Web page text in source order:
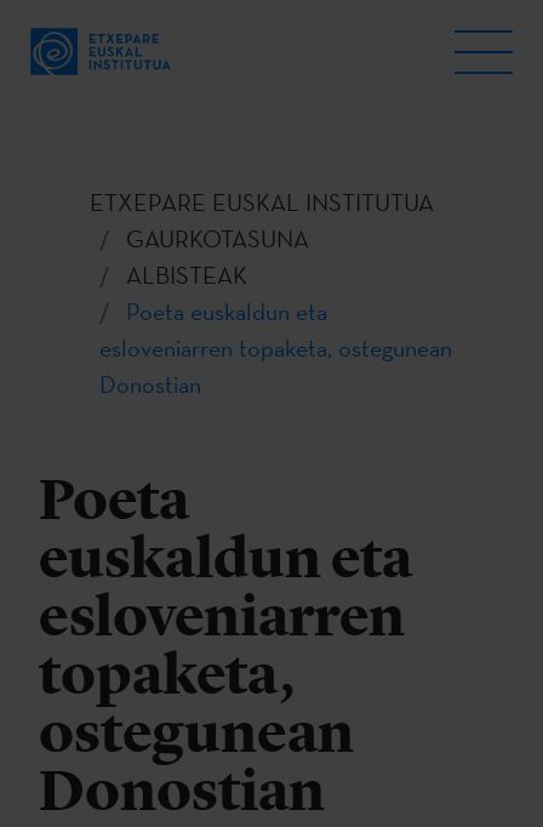
ETXEPARE EUSKAL INSTITUTUA
GAURKOTASUNA
ALBISTEAK
Poeta euskaldun eta
esloveniarren topaketa, ostegunean
Donostian
Poeta
euskaldun eta
esloveniarren
topaketa,
ostegunean
Donostian